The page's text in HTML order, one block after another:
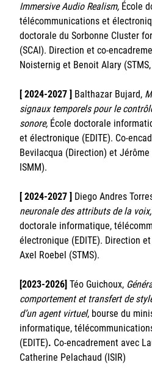
Immersive Audio Realism, École
télécommunications et
doctorale du Sorbonne Cluster
(SCAI). Direction et co-
Noisternig et Benoit Alary
[ 2024-2027 ] Balthazar Bujard,
signaux temporels pour le
sonore, École doctorale
et électronique (EDITE). Co-
Bevilacqua (Direction) et Jérôme
ISMM).
[ 2024-2027 ] Diego Andres
neuronale des attributs de la voix,
doctorale informatique,
électronique (EDITE). Direction
Axel Roebel (STMS).
[2023-2026] Téo Guichoux,
comportement et transfert de
d’un agent virtuel, bourse du
informatique,
(EDITE). Co-encadrement avec
Catherine Pelachaud (ISIR)